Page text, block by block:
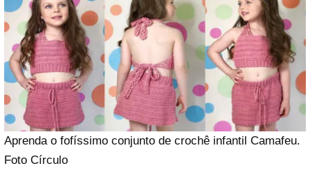
Aprenda o fofíssimo conjunto de crochê infantil Camafeu.
Foto Círculo